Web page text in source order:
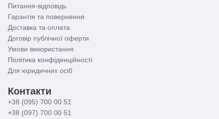
Питання-відповідь
Гарантія та повернення
Доставка та оплата
Договір публічної оферти
Умови використання
Політика конфіденційності
Для юридичних осіб
Контакти
+38 (095) 700 00 51
+38 (097) 700 00 51